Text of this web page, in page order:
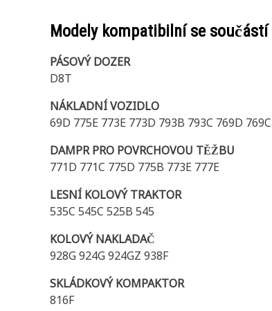
Modely kompatibilní se
PÁSOVÝ DOZER
D8T
NÁKLADNÍ VOZIDLO
69D 775E 773E 773D 793B 793C 769D
DAMPR PRO POVRCHOVOU TĚŽBU
771D 771C 775D 775B 773E 777E
LESNÍ KOLOVÝ TRAKTOR
535C 545C 525B 545
KOLOVÝ NAKLADAČ
928G 924G 924GZ 938F
SKLÁDKOVÝ KOMPAKTOR
816F